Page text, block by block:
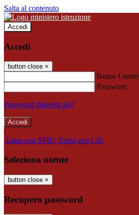
Salta al contenuto
Accedi
Accedi
button close ×
Nome Utente
Password
Password dimenticata?
-
Entra con SPID Entra con CIE
Seleziona utente
button close ×
Recupero password